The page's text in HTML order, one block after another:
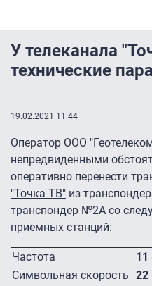
У телеканала
технические
19.02.2021 11:44
Оператор ООО
непредвиденными
оперативно перенести
"Точка ТВ" из
транспондер №2А со
приемных станций:
Частота
11
Символьная скорость 22